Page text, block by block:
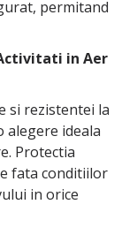
permitand
in Aer
si rezistentei la
alegere ideala
Protectia
fata conditiilor
in orice